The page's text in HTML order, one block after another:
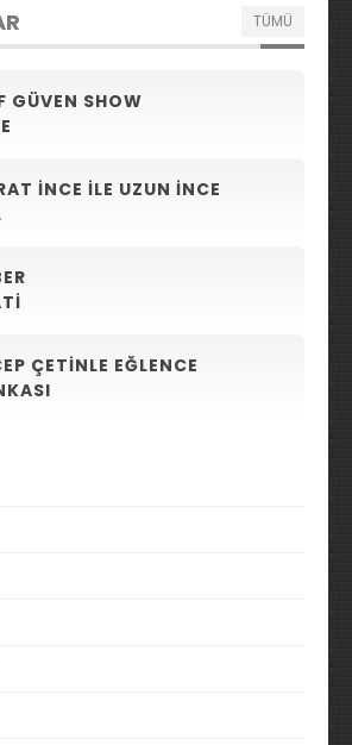
TÜMÜ
GÜVEN SHOW
İNCE ILE UZUN İNCE
ÇETINLE EĞLENCE